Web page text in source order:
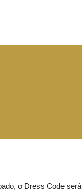
o Dress Code será